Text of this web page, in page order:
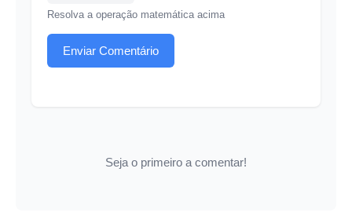
Resolva a operação matemática acima
Enviar Comentário
Seja o primeiro a comentar!